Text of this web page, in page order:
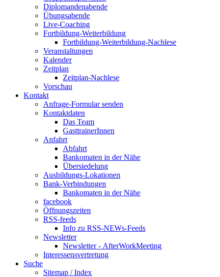
Diplomandenabende
Übungsabende
Live-Coaching
Fortbildung-Weiterbildung
Fortbildung-Weiterbildung-Nachlese
Veranstaltungen
Kalender
Zeitplan
Zeitplan-Nachlese
Vorschau
Kontakt
Anfrage-Formular senden
Kontaktdaten
Das Team
GasttrainerInnen
Anfahrt
Abfahrt
Bankomaten in der Nähe
Übersiedelung
Ausbildungs-Lokationen
Bank-Verbindungen
Bankomaten in der Nähe
facebook
Öffnungszeiten
RSS-feeds
Info zu RSS-NEWs-Feeds
Newsletter
Newsletter - AfterWorkMeeting
Interessensvertretung
Suche
Sitemap / Index